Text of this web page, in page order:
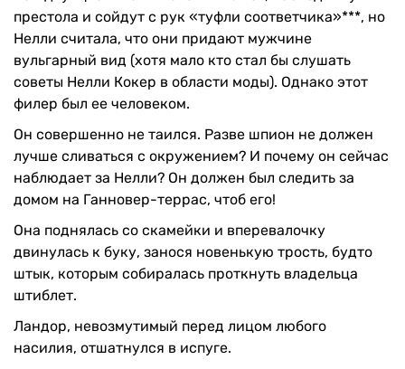
престола и сойдут с рук «туфли соответчика»***, но
Нелли считала, что они придают мужчине
вульгарный вид (хотя мало кто стал бы слушать
советы Нелли Кокер в области моды). Однако этот
филер был ее человеком.
Он совершенно не таился. Разве шпион не должен
лучше сливаться с окружением? И почему он сейчас
наблюдает за Нелли? Он должен был следить за
домом на Ганновер-террас, чтоб его!
Она поднялась со скамейки и вперевалочку
двинулась к буку, занося новенькую трость, будто
штык, которым собиралась проткнуть владельца
штиблет.
Ландор, невозмутимый перед лицом любого
насилия, отшатнулся в испуге.